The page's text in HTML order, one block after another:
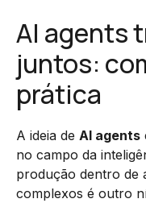
AI agents
juntos:
prática
A ideia de AI agents
no campo da
produção dentro de
complexos é outro